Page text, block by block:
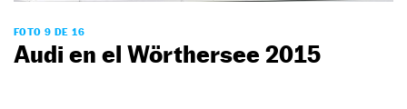
FOTO 9 DE 16
Audi en el Wörthersee 2015